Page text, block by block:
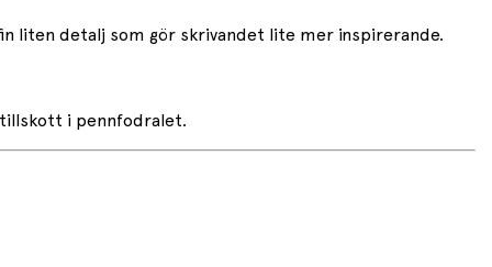
liten detalj som gör skrivandet lite mer inspirerande.
tillskott i pennfodralet.